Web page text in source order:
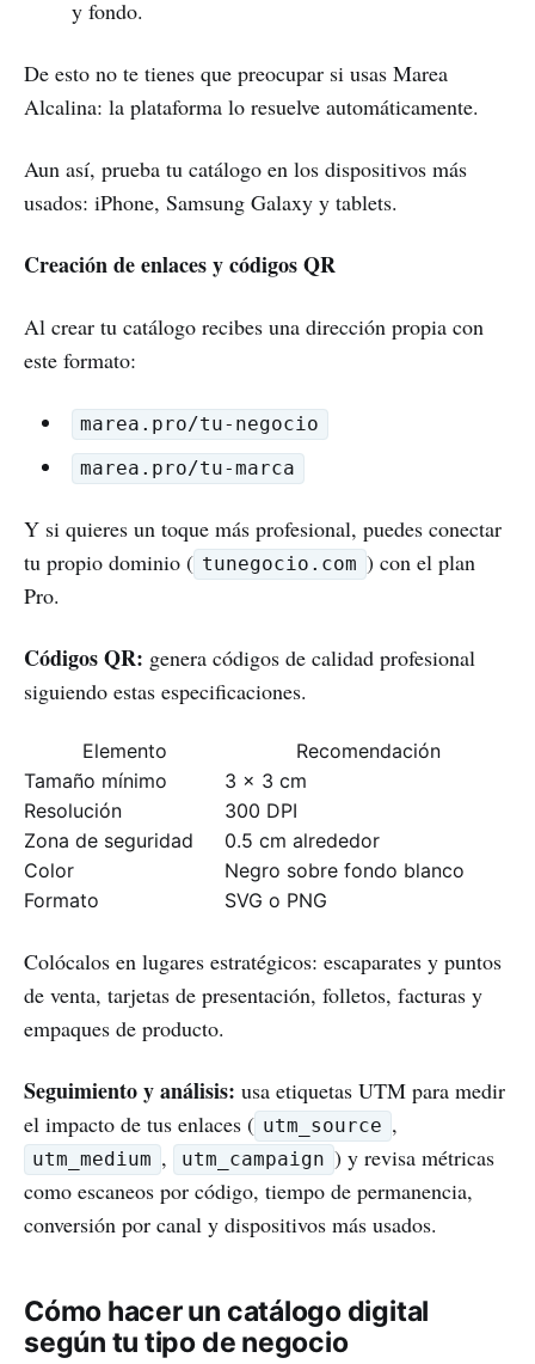
y fondo.
De esto no te tienes que preocupar si usas Marea
Alcalina: la plataforma lo resuelve automáticamente.
Aun así, prueba tu catálogo en los dispositivos más
usados: iPhone, Samsung Galaxy y tablets.
Creación de enlaces y códigos QR
Al crear tu catálogo recibes una dirección propia con
este formato:
marea.pro/tu-negocio
marea.pro/tu-marca
Y si quieres un toque más profesional, puedes conectar
tu propio dominio ( tunegocio.com ) con el plan
Pro.
Códigos QR: genera códigos de calidad profesional
siguiendo estas especificaciones.
Elemento
Recomendación
Tamaño mínimo
3 x 3 cm
Resolución
300 DPI
Zona de seguridad
0.5 cm alrededor
Color
Negro sobre fondo blanco
Formato
SVG o PNG
Colócalos en lugares estratégicos: escaparates y puntos
de venta, tarjetas de presentación, folletos, facturas y
empaques de producto.
Seguimiento y análisis: usa etiquetas UTM para medir
el impacto de tus enlaces ( utm_source ,
utm_medium , utm_campaign ) y revisa métricas
como escaneos por código, tiempo de permanencia,
conversión por canal y dispositivos más usados.
Cómo hacer un catálogo digital
según tu tipo de negocio